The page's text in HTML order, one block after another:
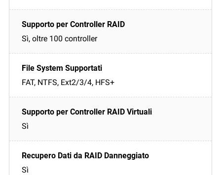
Sì, oltre 100 controller
FAT, NTFS, Ext2/3/4, HFS+
Sì
Sì